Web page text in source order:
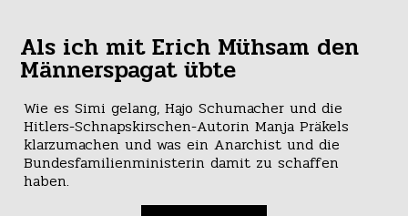
Als ich mit Erich Mühsam den
Männerspagat übte
Wie es Simi gelang, Hajo Schumacher und die
Hitlers-Schnapskirschen-Autorin Manja Präkels
klarzumachen und was ein Anarchist und die
Bundesfamilienministerin damit zu schaffen
haben.